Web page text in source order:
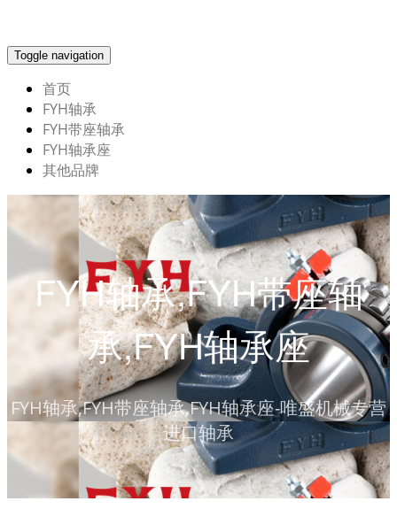
Toggle navigation
首页
FYH轴承
FYH带座轴承
FYH轴承座
其他品牌
FYH轴承,FYH带座轴
承,FYH轴承座
FYH轴承,FYH带座轴承,FYH轴承座-唯盛机械专营
进口轴承